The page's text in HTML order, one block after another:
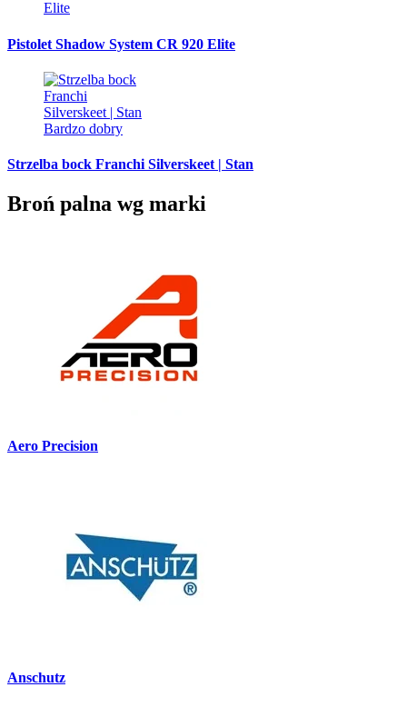
Pistolet Shadow System CR 920 Elite
Strzelba bock Franchi Silverskeet | Stan
Broń palna wg marki
Aero Precision
Anschutz